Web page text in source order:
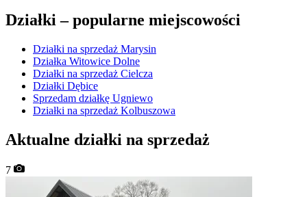
Działki –popularne miejscowości
Działki na sprzedaż Marysin
Działka Witowice Dolne
Działki na sprzedaż Cielcza
Działki Dębice
Sprzedam działkę Ugniewo
Działki na sprzedaż Kolbuszowa
Aktualne działki na sprzedaż
7